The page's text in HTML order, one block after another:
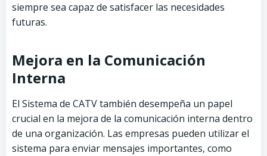
siempre sea capaz de satisfacer las necesidades
futuras.
Mejora en la Comunicación
Interna
El Sistema de CATV también desempeña un papel
crucial en la mejora de la comunicación interna dentro
de una organización. Las empresas pueden utilizar el
sistema para enviar mensajes importantes, como